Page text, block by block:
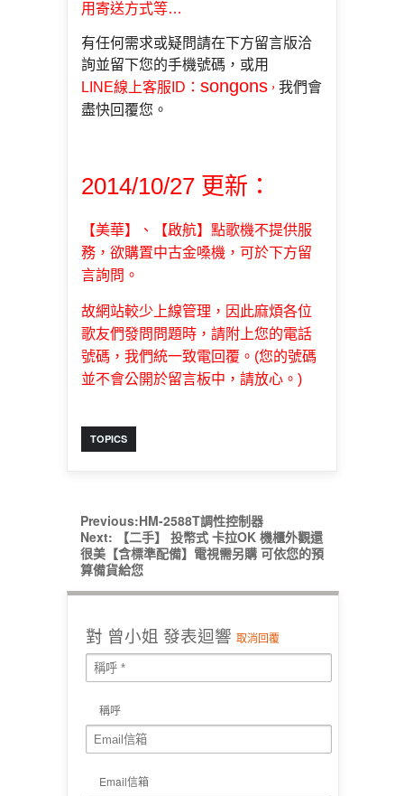
用寄送方式等…
有任何需求或疑問請在下方留言版洽
詢並留下您的手機號碼， 或用
LINE線上客服ID ： songons ， 我們會
盡快回覆您。
2014/10/27 更新：
【美華】、【啟航】點歌機不提供服
務，欲購置中古金嗓機，可於下方留
言詢問。
故網站較少上線管理，因此麻煩各位
歌友們發問問題時，請附上您的電話
號碼，我們統一致電回覆。(您的號碼
並不會公開於留言板中，請放心。)
TOPICS
Previous:HM-2588T調性控制器
Next:
【二手】 投幣式 卡拉OK 機櫃外觀還
很美【含標準配備】電視需另購 可依您的預
算備貨給您
對 曾小姐 發表迴響 取消回覆
稱呼
Email信箱